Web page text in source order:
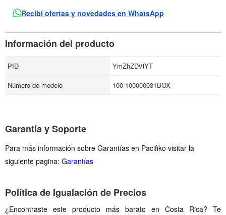
Recibí ofertas y novedades en WhatsApp
Información del producto
PID
YmZhZDViYT
Número de modelo
100-100000031BOX
Garantía y Soporte
Para más información sobre Garantías en Pacifiko visitar la
siguiente pagina: Garantías
Política de Igualación de Precios
¿Encontraste este producto más barato en Costa Rica? Te